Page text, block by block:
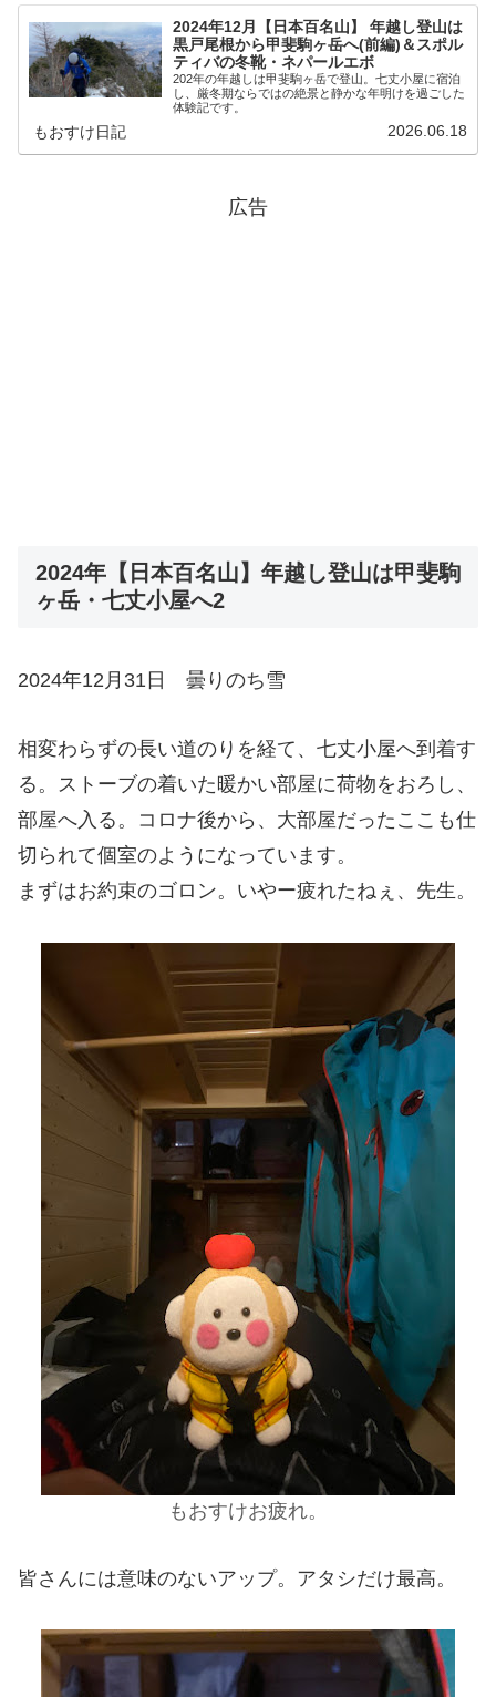
2024年12月【日本百名山】 年越し登山は
黒戸尾根から甲斐駒ヶ岳へ(前編)＆スポル
ティバの冬靴・ネパールエボ
202年の年越しは甲斐駒ヶ岳で登山。七丈小屋に宿泊
し、厳冬期ならではの絶景と静かな年明けを過ごした
体験記です。
もおすけ日記 2026.06.18
広告
2024年【日本百名山】年越し登山は甲斐駒
ヶ岳・七丈小屋へ2
2024年12月31日 曇りのち雪
相変わらずの長い道のりを経て、七丈小屋へ到着す
る。ストーブの着いた暖かい部屋に荷物をおろし、
部屋へ入る。コロナ後から、大部屋だったここも仕
切られて個室のようになっています。
まずはお約束のゴロン。いやー疲れたねぇ、先生。
もおすけお疲れ。
皆さんには意味のないアップ。アタシだけ最高。